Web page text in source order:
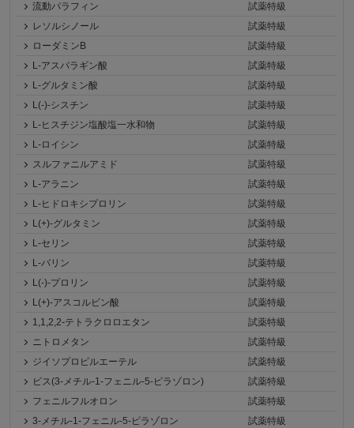
流動パラフィン
試薬特級
レソルシノール
試薬特級
ローダミンB
試薬特級
L-アスパラギン酸
試薬特級
L-グルタミン酸
試薬特級
L(-)-シスチン
試薬特級
L-ヒスチジン塩酸塩一水和物
試薬特級
L-ロイシン
試薬特級
スルファニルアミド
試薬特級
L-アラニン
試薬特級
L-ヒドロキシプロリン
試薬特級
L(+)-グルタミン
試薬特級
L-セリン
試薬特級
L-バリン
試薬特級
L(-)-プロリン
試薬特級
L(+)-アスコルビン酸
試薬特級
1,1,2,2-テトラクロロエタン
試薬特級
ニトロメタン
試薬特級
ジイソプロピルエーテル
試薬特級
ビス(3-メチル-1-フェニル-5-ピラゾロン)
試薬特級
フェニルフルオロン
試薬特級
3-メチル-1-フェニル-5-ピラゾロン
試薬特級